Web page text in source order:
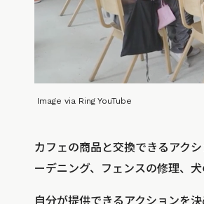
Image via Ring YouTube
カフェの商品と交換できるアク
ーデニング、フェンスの修理、
自分が提供できるアクションを